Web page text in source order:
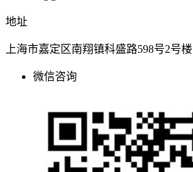
地址
上海市嘉定区南翔镇科盛路598号2号楼
微信咨询